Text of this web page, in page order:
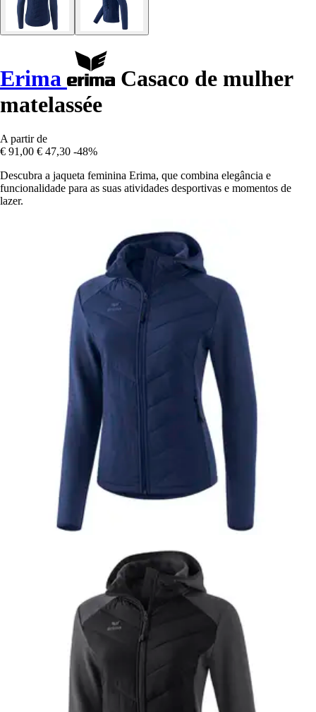
Erima
Casaco de mulher
matelassée
A partir de
€ 91,00 € 47,30 -48%
Descubra a jaqueta feminina Erima, que combina elegância e
funcionalidade para as suas atividades desportivas e momentos de
lazer.